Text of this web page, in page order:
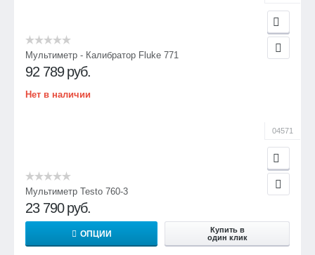
Мультиметр - Калибратор Fluke 771
92 789 руб.
Нет в наличии
04571
Мультиметр Testo 760-3
23 790 руб.
ОПЦИИ
Купить в
один клик